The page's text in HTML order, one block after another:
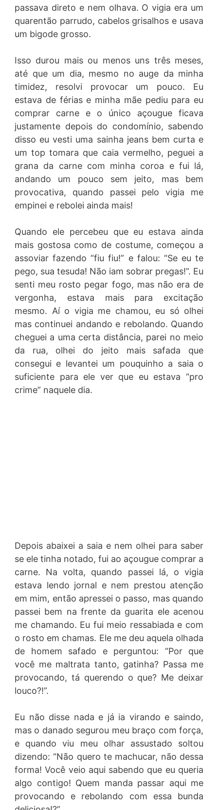
passava direto e nem olhava. O vigia era um
quarentão parrudo, cabelos grisalhos e usava
um bigode grosso.
Isso durou mais ou menos uns três meses,
até que um dia, mesmo no auge da minha
timidez, resolvi provocar um pouco. Eu
estava de férias e minha mãe pediu para eu
comprar carne e o único açougue ficava
justamente depois do condomínio, sabendo
disso eu vesti uma sainha jeans bem curta e
um top tomara que caia vermelho, peguei a
grana da carne com minha coroa e fui lá,
andando um pouco sem jeito, mas bem
provocativa, quando passei pelo vigia me
empinei e rebolei ainda mais!
Quando ele percebeu que eu estava ainda
mais gostosa como de costume, começou a
assoviar fazendo “fiu fiu!” e falou: “Se eu te
pego, sua tesuda! Não iam sobrar pregas!”. Eu
senti meu rosto pegar fogo, mas não era de
vergonha, estava mais para excitação
mesmo. Aí o vigia me chamou, eu só olhei
mas continuei andando e rebolando. Quando
cheguei a uma certa distância, parei no meio
da rua, olhei do jeito mais safada que
consegui e levantei um pouquinho a saia o
suficiente para ele ver que eu estava “pro
crime” naquele dia.
Depois abaixei a saia e nem olhei para saber
se ele tinha notado, fui ao açougue comprar a
carne. Na volta, quando passei lá, o vigia
estava lendo jornal e nem prestou atenção
em mim, então apressei o passo, mas quando
passei bem na frente da guarita ele acenou
me chamando. Eu fui meio ressabiada e com
o rosto em chamas. Ele me deu aquela olhada
de homem safado e perguntou: “Por que
você me maltrata tanto, gatinha? Passa me
provocando, tá querendo o que? Me deixar
louco?!”.
Eu não disse nada e já ia virando e saindo,
mas o danado segurou meu braço com força,
e quando viu meu olhar assustado soltou
dizendo: “Não quero te machucar, não dessa
forma! Você veio aqui sabendo que eu queria
algo contigo! Quem manda passar aqui me
provocando e rebolando com essa bunda